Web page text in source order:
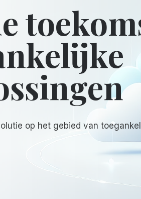
op het gebied van